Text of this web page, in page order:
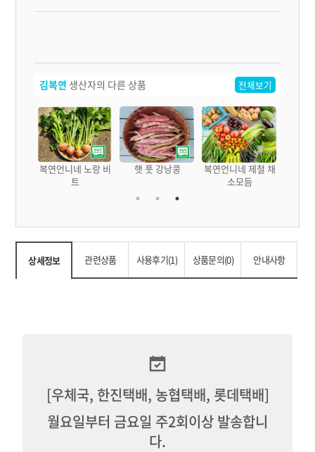
김복연 생산자의 다른 상품 전체보기
복연언니네 노랑 비
트
햇 풋 강낭콩
복연언니네 제철 채
소모듬
상세정보 관련상품 사용후기(1) 상품문의(0) 안내사항
[우체국, 한진택배, 농협택배, 롯데택배]
월요일부터 금요일 주2회이상 발송합니
다.